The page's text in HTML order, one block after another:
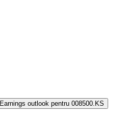
Earnings outlook pentru 008500.KS